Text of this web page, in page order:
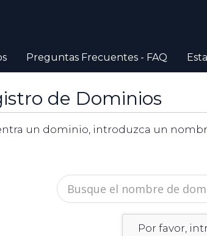
Preguntas Frecuentes - FAQ
de Dominios
un dominio, introduzca un
Por favor,